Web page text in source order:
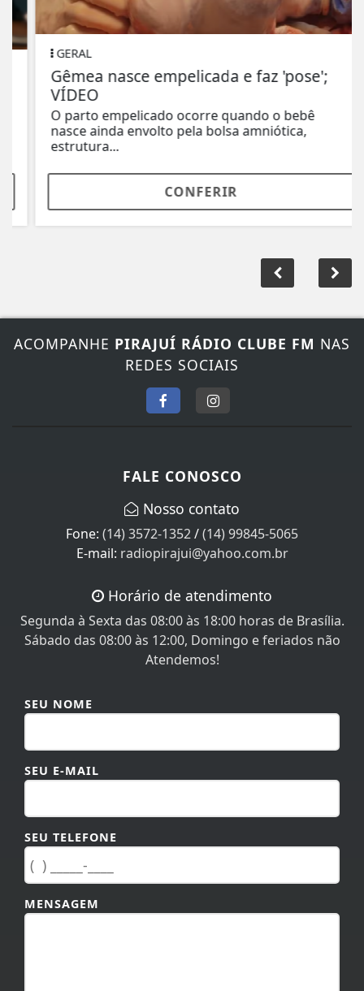
GERAL
Gêmea nasce empelicada e faz 'pose';
VÍDEO
O parto empelicado ocorre quando o bebê
nasce ainda envolto pela bolsa amniótica,
estrutura...
CONFERIR
ACOMPANHE PIRAJUÍ RÁDIO CLUBE FM NAS
REDES SOCIAIS
FALE CONOSCO
Nosso contato
Fone: (14) 3572-1352/(14) 99845-5065
E-mail: radiopirajui@yahoo.com.br
Horário de atendimento
Segunda à Sexta das 08:00 às 18:00 horas de Brasília.
Sábado das 08:00 às 12:00, Domingo e feriados não
Atendemos!
SEU NOME
SEU E-MAIL
SEU TELEFONE
MENSAGEM